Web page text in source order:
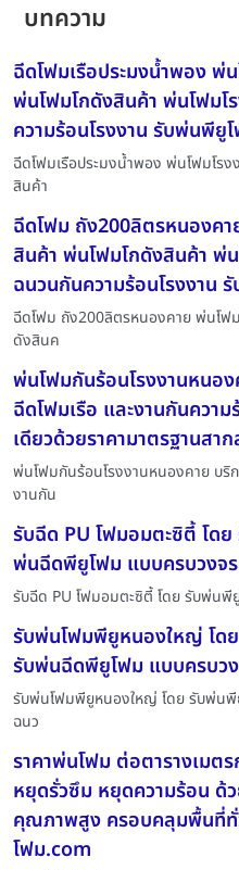
บทความ
ฉีดโฟมเรือประมงน้ำพอง พ่
พ่นโฟมโกดังสินค้า พ่นโฟมโ
ความร้อนโรงงาน รับพ่นพียู
ฉีดโฟมเรือประมงน้ำพอง พ่นโฟมโร
สินค้า
ฉีดโฟม ถัง200ลิตรหนองค
สินค้า พ่นโฟมโกดังสินค้า พ่
ฉนวนกันความร้อนโรงงาน
ฉีดโฟม ถัง200ลิตรหนองคาย พ่นโฟ
ดังสินค
พ่นโฟมกันร้อนโรงงานหนอ
ฉีดโฟมเรือ และงานกันควา
เดียวด้วยราคามาตรฐานส
พ่นโฟมกันร้อนโรงงานหนองคาย บริ
งานกัน
รับฉีด PU โฟมอมตะซิตี้ โด
พ่นฉีดพียูโฟม แบบครบวงจร
รับฉีด PU โฟมอมตะซิตี้ โดย รับพ่น
รับพ่นโฟมพียูหนองใหญ่ โด
รับพ่นฉีดพียูโฟม แบบครบวง
รับพ่นโฟมพียูหนองใหญ่ โดย รับพ่น
ฉนว
ราคาพ่นโฟม ต่อตารางเมต
หยุดรั่วซึม หยุดความร้อน ด้
คุณภาพสูง ครอบคลุมพื้นที่ทั่
โฟม.com